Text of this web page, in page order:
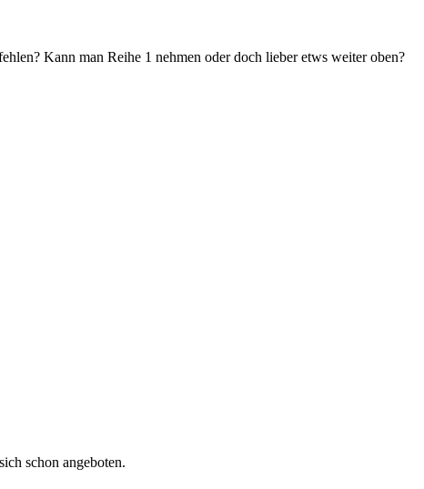
Kann man Reihe 1 nehmen oder doch lieber etws weiter oben?
schon angeboten.